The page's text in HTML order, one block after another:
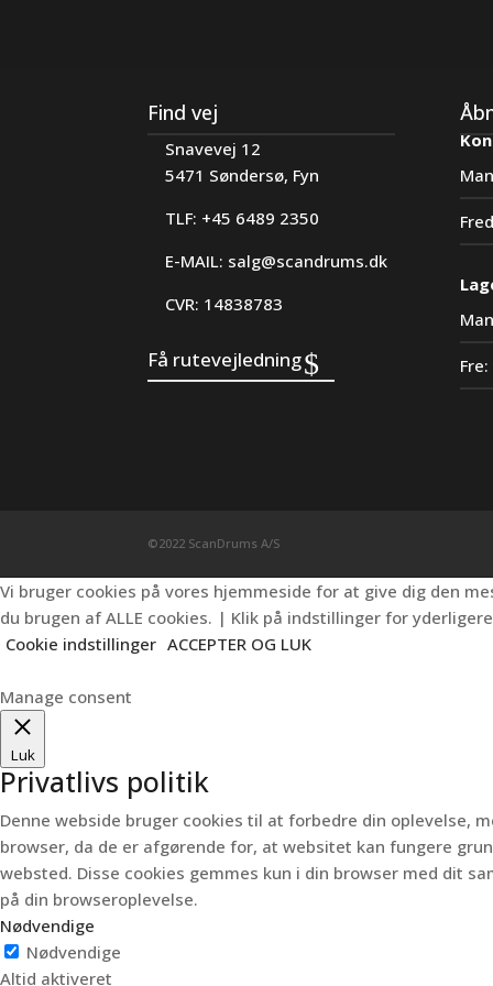
Find vej
Snavevej 12
5471 Søndersø, Fyn
TLF: +45 6489 2350
E-MAIL: salg@scandrums.dk
CVR: 14838783
Få rutevejledning Fre:
©2022 ScanDrums A/S
Vi bruger cookies på vores hjemmeside for at give dig den
du brugen af ALLE cookies. | Klik på indstillinger for
Cookie indstillinger ACCEPTER OG LUK
Manage consent
Luk
Privatlivs politik
Denne webside bruger cookies til at forbedre din oplevelse,
browser, da de er afgørende for, at websitet kan fungere
websted. Disse cookies gemmes kun i din browser med dit
på din browseroplevelse.
Nødvendige
Nødvendige
Altid aktiveret